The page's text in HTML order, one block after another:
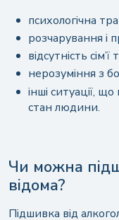
психологічна
розчарування і
відсутність сім’ї
нерозуміння з
інші ситуації,
стан людини.
Чи можна
відома?
Підшивка від